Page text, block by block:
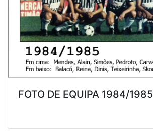
FOTO DE EQUIPA 1984/1985